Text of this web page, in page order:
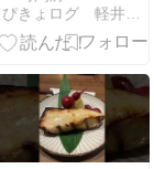
んのトウモロ
コシ直売所が
！